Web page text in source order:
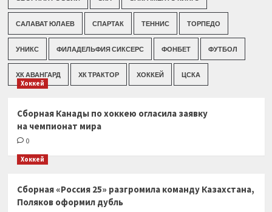
САЛАВАТ ЮЛАЕВ СПАРТАК ТЕННИС ТОРПЕДО
УНИКС ФИЛАДЕЛЬФИЯ СИКСЕРС ФОНБЕТ ФУТБОЛ
ХК АВАНГАРД ХК ТРАКТОР ХОККЕЙ ЦСКА
Хоккей
Сборная Канады по хоккею огласила заявку
на чемпионат мира
0
Хоккей
Сборная «Россия 25» разгромила команду Казахстана,
Поляков оформил дубль